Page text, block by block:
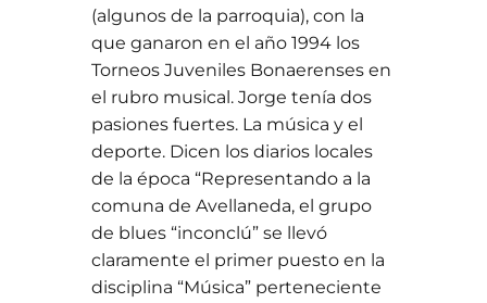
(algunos de la parroquia), con la
que ganaron en el año 1994 los
Torneos Juveniles Bonaerenses en
el rubro musical. Jorge tenía dos
pasiones fuertes. La música y el
deporte. Dicen los diarios locales
de la época “Representando a la
comuna de Avellaneda, el grupo
de blues “inconclú” se llevó
claramente el primer puesto en la
disciplina “Música” perteneciente